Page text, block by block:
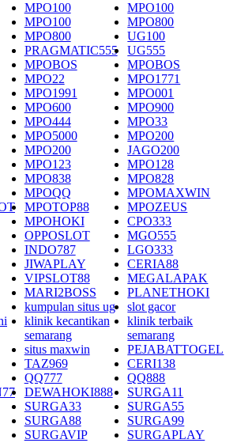
MPO100
MPO100
MPO100
MPO800
MPO800
UG100
PRAGMATIC555
UG555
MPOBOS
MPOBOS
MPO22
MPO1771
MPO1991
MPO001
MPO600
MPO900
MPO444
MPO33
MPO5000
MPO200
MPO200
JAGO200
MPO123
MPO128
MPO838
MPO828
MPOQQ
MPOMAXWIN
MPOTOP88
MPOZEUS
MPOHOKI
CPO333
OPPOSLOT
MGO555
INDO787
LGO333
JIWAPLAY
CERIA88
VIPSLOT88
MEGALAPAK
MARI2BOSS
PLANETHOKI
kumpulan situs ug
slot gacor
klinik kecantikan
semarang
klinik terbaik
semarang
situs maxwin
PEJABATTOGEL
TAZ969
CERI138
QQ777
QQ888
DEWAHOKI888
SURGA11
SURGA33
SURGA55
SURGA88
SURGA99
SURGAVIP
SURGAPLAY